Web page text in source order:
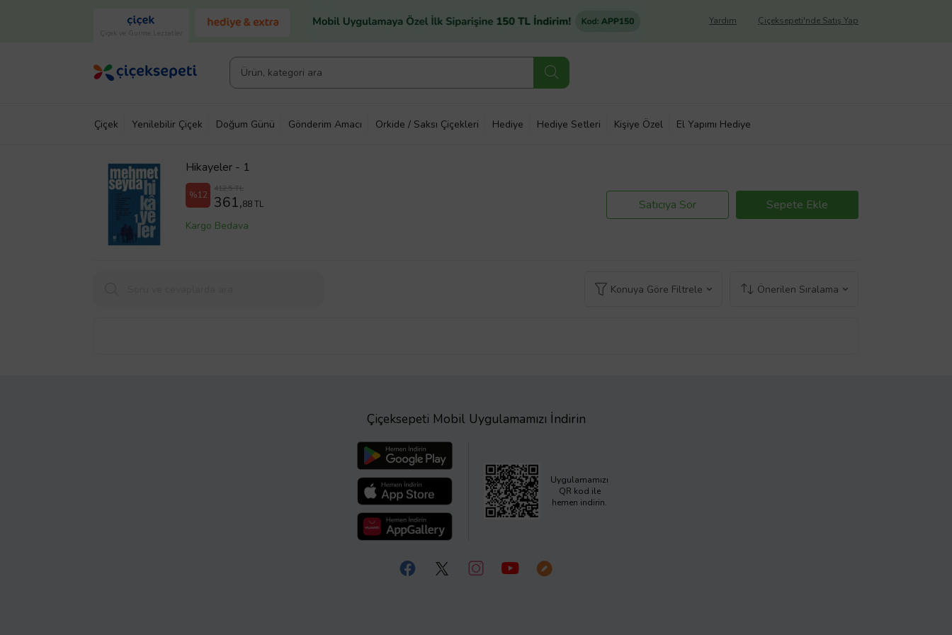
Çiçek ve Gurme Lezzetler
Çiçeksepeti'nde Satış Yap
Yardım
Çiçek Yenilebilir Çiçek Doğum Günü Gönderim Amacı Orkide / Saksı Çiçekleri Hediye Hediye Setleri Kişiye Özel El Yapımı Hediye
Hikayeler - 1
%12
412,5 TL
361,88 TL
Kargo Bedava
Satıcıya Sor Sepete Ekle
Konuya Göre Filtrele Önerilen Sıralama
Çiçeksepeti Mobil Uygulamamızı İndirin
Uygulamamızı
QR kod ile
hemen indirin.